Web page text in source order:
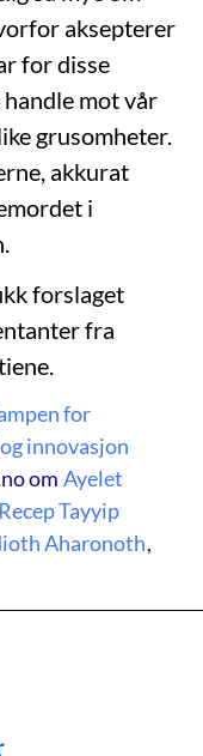
aksepterer
for disse
mot vår
grusomheter.
akkurat
i
forslaget
fra
for
innovasjon
om Ayelet
Recep Tayyip
Aharonoth,